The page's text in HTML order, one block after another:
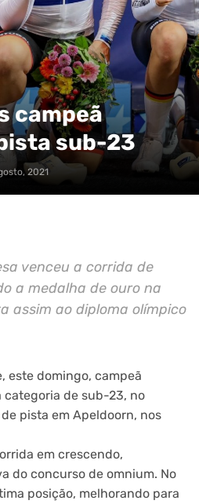
campeã
sub-23
2021
venceu a corrida de
a medalha de ouro na
assim ao diploma olímpico
este domingo, campeã
categoria de sub-23, no
pista em Apeldoorn, nos
em crescendo,
do concurso de omnium. No
posição, melhorando para